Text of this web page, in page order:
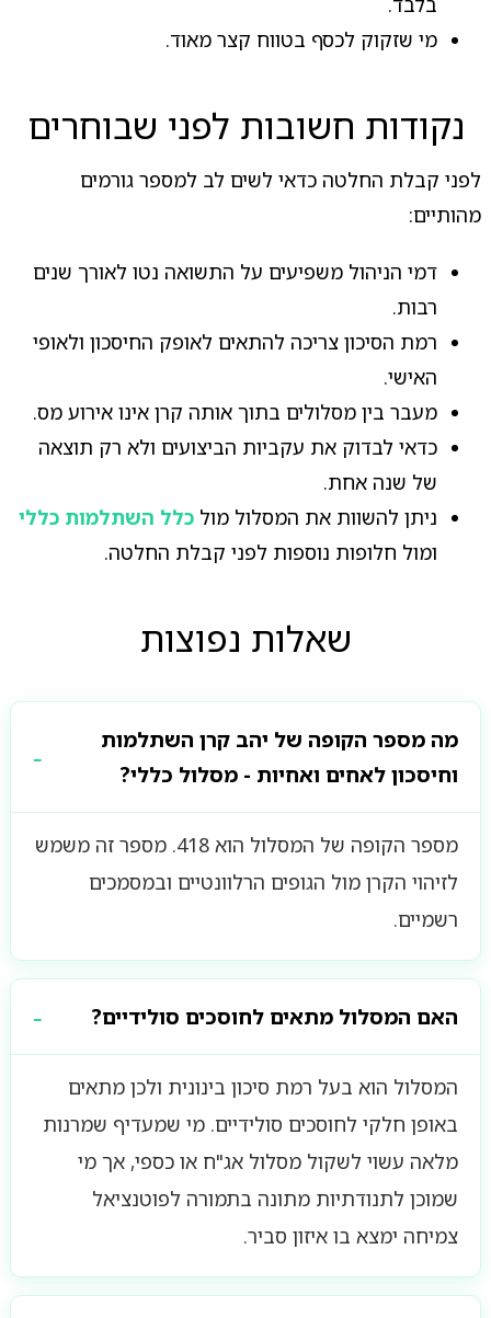
מי שזקוק לכסף בטווח קצר מאוד.
נקודות חשובות לפני שבוחרים
לפני קבלת החלטה כדאי לשים לב למספר גורמים
מהותיים:
דמי הניהול משפיעים על התשואה נטו לאורך שנים
רבות.
רמת הסיכון צריכה להתאים לאופק החיסכון ולאופי
האישי.
מעבר בין מסלולים בתוך אותה קרן אינו אירוע מס.
כדאי לבדוק את עקביות הביצועים ולא רק תוצאה
של שנה אחת.
ניתן להשוות את המסלול מול כלל השתלמות כללי
ומול חלופות נוספות לפני קבלת החלטה.
שאלות נפוצות
מה מספר הקופה של יהב קרן השתלמות
וחיסכון לאחים ואחיות - מסלול כללי?
מספר הקופה של המסלול הוא 418. מספר זה משמש
לזיהוי הקרן מול הגופים הרלוונטיים ובמסמכים
רשמיים.
האם המסלול מתאים לחוסכים סולידיים?
המסלול הוא בעל רמת סיכון בינונית ולכן מתאים
באופן חלקי לחוסכים סולידיים. מי שמעדיף שמרנות
מלאה עשוי לשקול מסלול אג"ח או כספי, אך מי
שמוכן לתנודתיות מתונה בתמורה לפוטנציאל
צמיחה ימצא בו איזון סביר.